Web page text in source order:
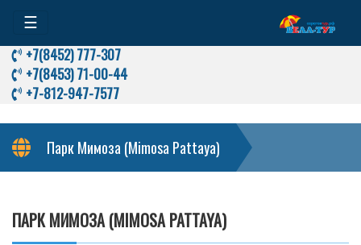
☰
+7(8452) 777-307
+7(8453) 71-00-44
+7-812-947-7577
Парк Мимоза (Mimosa Pattaya)
ПАРК МИМОЗА (MIMOSA PATTAYA)